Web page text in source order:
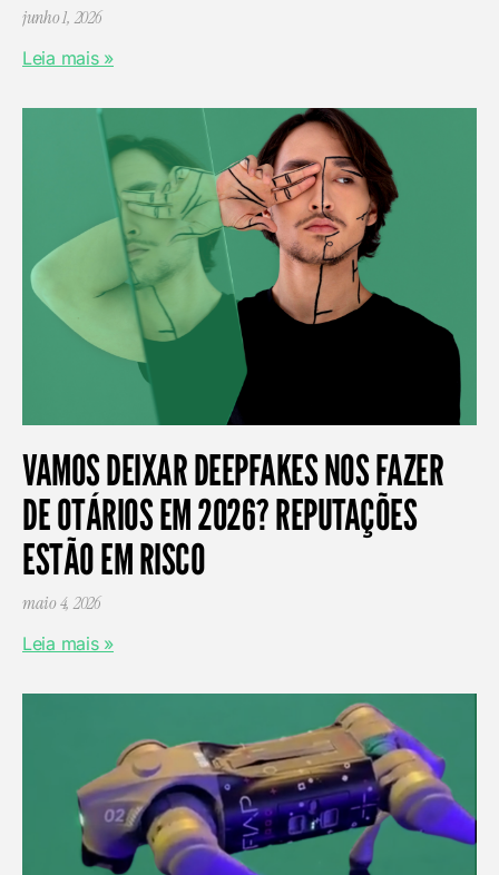
junho 1, 2026
Leia mais »
VAMOS DEIXAR DEEPFAKES NOS FAZER
DE OTÁRIOS EM 2026? REPUTAÇÕES
ESTÃO EM RISCO
maio 4, 2026
Leia mais »